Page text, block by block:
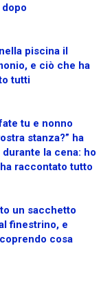
piscina il
e ciò che ha
tutti
tu e nonno
stanza?” ha
la cena: ho
raccontato tutto
un sacchetto
finestrino, e
cosa